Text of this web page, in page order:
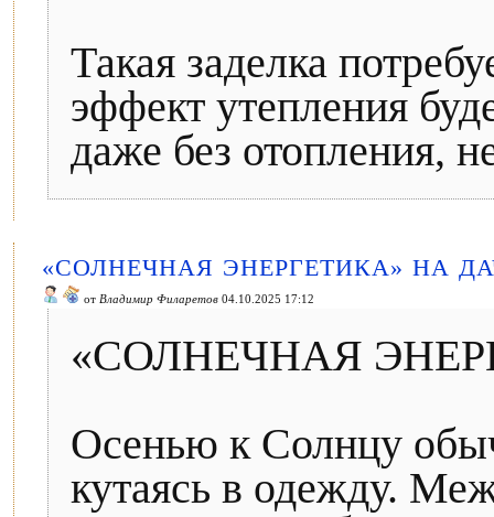
Такая заделка
эффект утепления
даже без отопления,
«СОЛНЕЧНАЯ ЭНЕРГЕТИКА» НА
от Владимир Филаретов 04.10.2025 17:12
«СОЛНЕЧНАЯ
Осенью к Солнцу
кутаясь в одежду.